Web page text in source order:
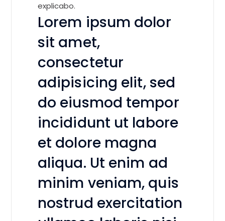
explicabo.
Lorem ipsum dolor
sit amet,
consectetur
adipisicing elit, sed
do eiusmod tempor
incididunt ut labore
et dolore magna
aliqua. Ut enim ad
minim veniam, quis
nostrud exercitation